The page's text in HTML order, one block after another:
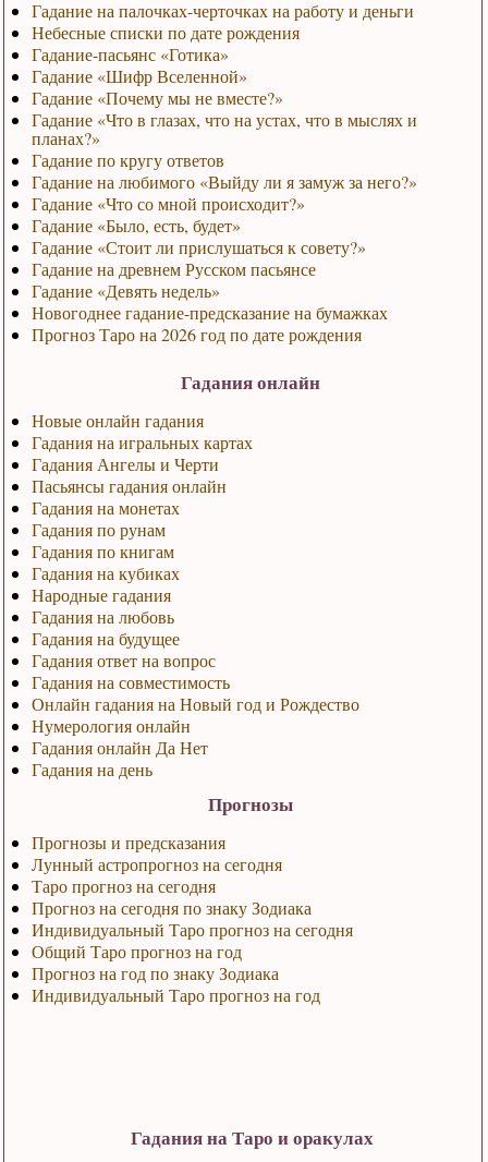
Гадание на палочках-черточках на работу и деньги
Небесные списки по дате рождения
Гадание-пасьянс «Готика»
Гадание «Шифр Вселенной»
Гадание «Почему мы не вместе?»
Гадание «Что в глазах, что на устах, что в мыслях и
планах?»
Гадание по кругу ответов
Гадание на любимого «Выйду ли я замуж за него?»
Гадание «Что со мной происходит?»
Гадание «Было, есть, будет»
Гадание «Стоит ли прислушаться к совету?»
Гадание на древнем Русском пасьянсе
Гадание «Девять недель»
Новогоднее гадание-предсказание на бумажках
Прогноз Таро на 2026 год по дате рождения
Гадания онлайн
Новые онлайн гадания
Гадания на игральных картах
Гадания Ангелы и Черти
Пасьянсы гадания онлайн
Гадания на монетах
Гадания по рунам
Гадания по книгам
Гадания на кубиках
Народные гадания
Гадания на любовь
Гадания на будущее
Гадания ответ на вопрос
Гадания на совместимость
Онлайн гадания на Новый год и Рождество
Нумерология онлайн
Гадания онлайн Да Нет
Гадания на день
Прогнозы
Прогнозы и предсказания
Лунный астропрогноз на сегодня
Таро прогноз на сегодня
Прогноз на сегодня по знаку Зодиака
Индивидуальный Таро прогноз на сегодня
Общий Таро прогноз на год
Прогноз на год по знаку Зодиака
Индивидуальный Таро прогноз на год
Гадания на Таро и оракулах